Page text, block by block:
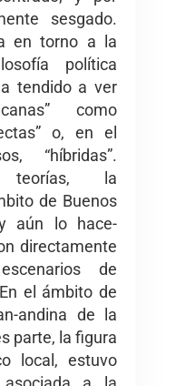
sesgado.
en torno a la
política
tendido a ver
como
o, en el
“híbridas”.
teorías, la
de Buenos
aún lo hace-
directamente
de
el ámbito de
andina de la
parte, la figura
local, estuvo